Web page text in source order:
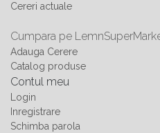
Cereri actuale
Cumpara pe
Adauga Cerere
Catalog produse
Contul meu
Login
Inregistrare
Schimba parola